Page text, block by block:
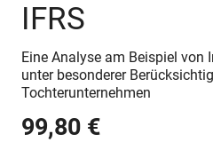
IFRS
Eine Analyse am Beispiel von
unter besonderer
Tochterunternehmen
99,80 €